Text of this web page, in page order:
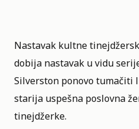
Nastavak kultne
dobija nastavak u vidu
Silverston ponovo tumačiti
starija uspešna poslovna
tinejdžerke.